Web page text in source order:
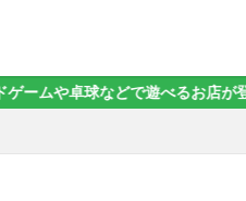
お店が登場！（詳細はコチラを